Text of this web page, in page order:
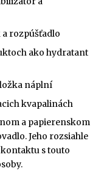
rozpúšťadlo
ako hydratant
náplní
kvapalinách
a papierenskom
Jeho rozsiahle
s touto